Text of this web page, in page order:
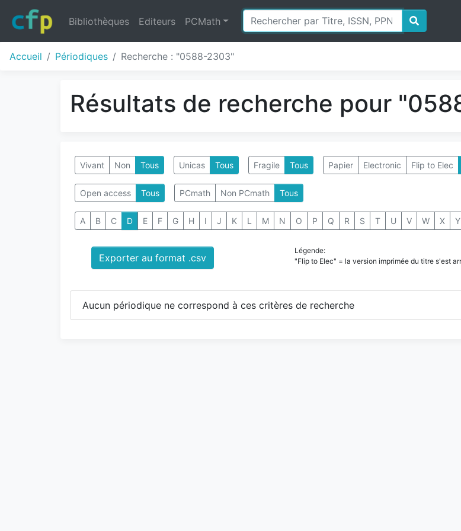
Bibliothèques Editeurs PCMath
Accueil Périodiques Recherche : "0588-2303"
Résultats de recherche pour
Vivant Non Tous Unicas Tous Fragile Tous Papier Electronic Flip to Elec
Open access Tous PCmath Non PCmath Tous
A B C D E F G H I J K L M N O P Q R S T U V W X Y
Exporter au format .csv
Légende:
"Flip to Elec" = la version imprimée du titre s'est
Aucun périodique ne correspond à ces critères de recherche